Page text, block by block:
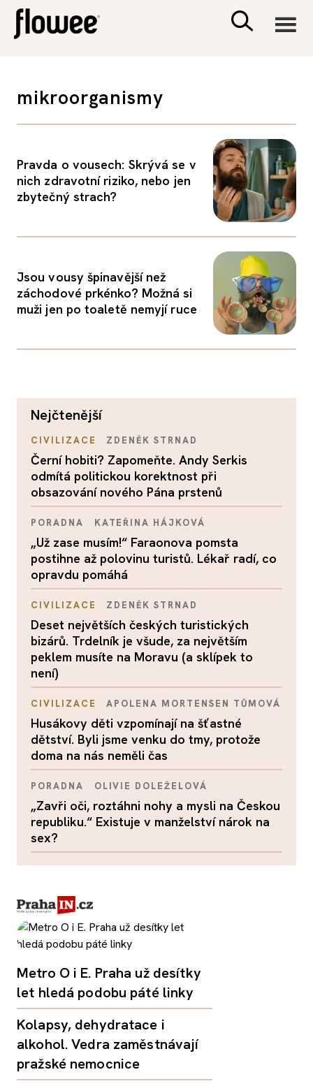
PSYCHOLOGIE
RODINA A DĚTI
PORADNA
mikroorganismy
Pravda o vousech: Skrývá se v
nich zdravotní riziko, nebo jen
zbytečný strach?
Jsou vousy špinavější než
záchodové prkénko? Možná si
muži jen po toaletě nemyjí ruce
nejčtenější
CIVILIZACE ZDENĚK STRNAD
Černí hobiti? Zapomeňte. Andy Serkis
odmítá politickou korektnost při
obsazování nového Pána prstenů
PORADNA KATEŘINA HÁJKOVÁ
„Už zase musím!“ Faraonova pomsta
postihne až polovinu turistů. Lékař radí, co
opravdu pomáhá
CIVILIZACE ZDENĚK STRNAD
Deset největších českých turistických
bizárů. Trdelník je všude, za největším
peklem musíte na Moravu (a sklípek to
není)
CIVILIZACE APOLENA MORTENSEN TŮMOVÁ
Husákovy děti vzpomínají na šťastné
dětství. Byli jsme venku do tmy, protože
doma na nás neměli čas
PORADNA OLIVIE DOLEŽELOVÁ
„Zavři oči, roztáhni nohy a mysli na Českou
republiku.“ Existuje v manželství nárok na
sex?
Metro O i E. Praha už desítky
let hledá podobu páté linky
Kolapsy, dehydratace i
alkohol. Vedra zaměstnávají
pražské nemocnice